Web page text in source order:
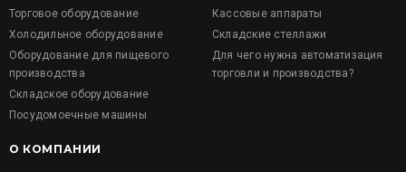
Торговое оборудование
Холодильное оборудование
Оборудование для пищевого
производства
Складское оборудование
Посудомоечные машины
Кассовые аппараты
Складские стеллажи
Для чего нужна автоматизация
торговли и производства?
О КОМПАНИИ